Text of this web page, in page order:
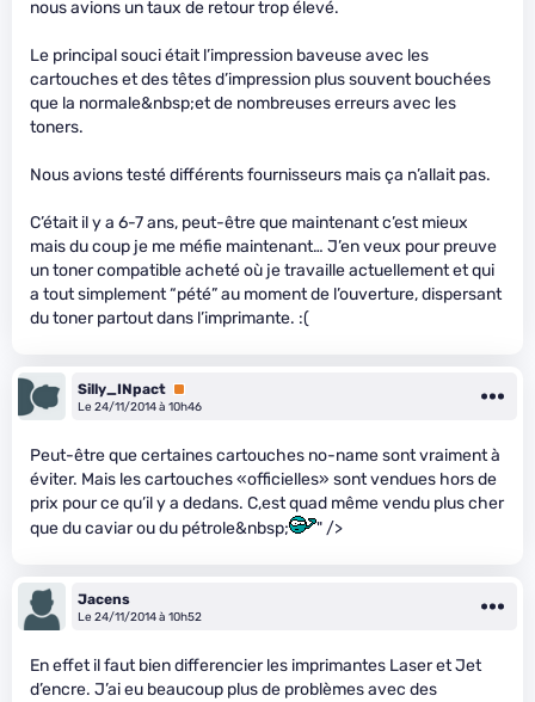
nous avions un taux de retour trop élevé.
Le principal souci était l’impression baveuse avec les
cartouches et des têtes d’impression plus souvent bouchées
que la normale&nbsp;et de nombreuses erreurs avec les
toners.
Nous avions testé différents fournisseurs mais ça n’allait pas.
C’était il y a 6-7 ans, peut-être que maintenant c’est mieux
mais du coup je me méfie maintenant… J’en veux pour preuve
un toner compatible acheté où je travaille actuellement et qui
a tout simplement “pété” au moment de l’ouverture, dispersant
du toner partout dans l’imprimante. :(
Silly_INpact Premium
Le 24/11/2014 à 10h46
Peut-être que certaines cartouches no-name sont vraiment à
éviter. Mais les cartouches «officielles» sont vendues hors de
prix pour ce qu’il y a dedans. C,est quad même vendu plus cher
que du caviar ou du pétrole&nbsp;
" />
Jacens
Le 24/11/2014 à 10h52
En effet il faut bien differencier les imprimantes Laser et Jet
d’encre. J’ai eu beaucoup plus de problèmes avec des